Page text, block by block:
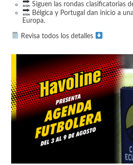
Siguen las rondas clasificatorias
Bélgica y Portugal dan inicio a
Europa.
Revisa todos los detalles